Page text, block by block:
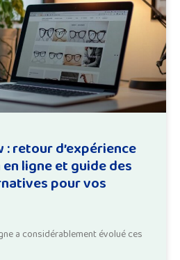
retour d’expérience
ligne et guide des
pour vos
a considérablement évolué ces